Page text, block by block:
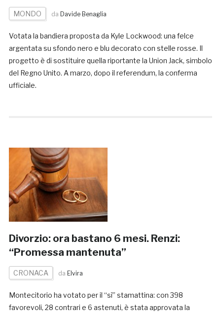
MONDO da Davide Benaglia
Votata la bandiera proposta da Kyle Lockwood: una felce
argentata su sfondo nero e blu decorato con stelle rosse. Il
progetto è di sostituire quella riportante la Union Jack, simbolo
del Regno Unito. A marzo, dopo il referendum, la conferma
ufficiale.
Divorzio: ora bastano 6 mesi. Renzi:
“Promessa mantenuta”
CRONACA da Elvira
Montecitorio ha votato per il “sì” stamattina: con 398
favorevoli, 28 contrari e 6 astenuti, è stata approvata la